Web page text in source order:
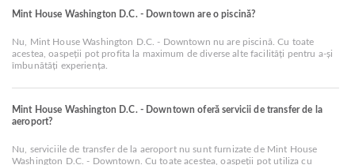
Mint House Washington D.C. - Downtown are o piscină?
Nu, Mint House Washington D.C. - Downtown nu are piscină. Cu toate
acestea, oaspeții pot profita la maximum de diverse alte facilități pentru a-și
îmbunătăți experiența.
Mint House Washington D.C. - Downtown oferă servicii de transfer de la
aeroport?
Nu, serviciile de transfer de la aeroport nu sunt furnizate de Mint House
Washington D.C. - Downtown. Cu toate acestea, oaspeții pot utiliza cu